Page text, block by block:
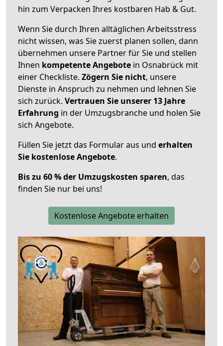
hin zum Verpacken Ihres kostbaren Hab & Gut.
Wenn Sie durch Ihren alltäglichen Arbeitsstress
nicht wissen, was Sie zuerst planen sollen, dann
übernehmen unsere Partner für Sie und stellen
Ihnen kompetente Angebote in Osnabrück mit
einer Checkliste. Zögern Sie nicht, unsere
Dienste in Anspruch zu nehmen und lehnen Sie
sich zurück. Vertrauen Sie unserer 13 Jahre
Erfahrung in der Umzugsbranche und holen Sie
sich Angebote.
Füllen Sie jetzt das Formular aus und erhalten
Sie kostenlose Angebote.
Bis zu 60 % der Umzugskosten sparen, das
finden Sie nur bei uns!
Kostenlose Angebote erhalten